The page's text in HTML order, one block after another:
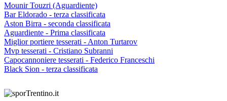
Mounir Touzri (Aguardiente)
Bar Eldorado - terza classificata
Aston Birra - seconda classificata
Aguardiente - Prima classificata
Miglior portiere tesserati - Anton Turtarov
Mvp tesserati - Cristiano Subranni
Capocannoniere tesserati - Federico Franceschi
Black Sion - terza classificata